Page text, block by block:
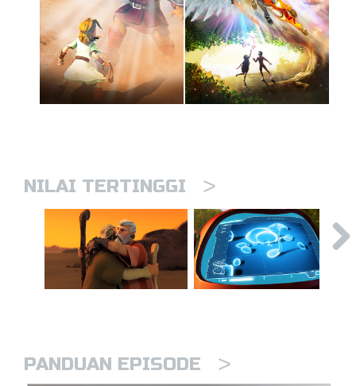
NILAI TERTINGGI >
PANDUAN EPISODE >